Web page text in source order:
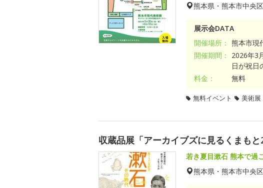
熊本県・熊本市中央区
展示会DATA
開催場所： 熊本市現
開催期間：
2026年3
日が祝日
料金：
無料
無料イベント 美術展
収蔵品展「アーカイブズに見るくまも
若き夏目漱石 熊本で過
熊本県・熊本市中央区